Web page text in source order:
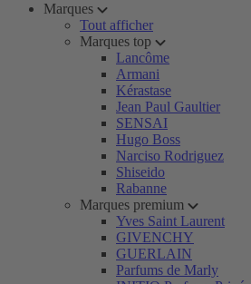
Marques
Tout afficher
Marques top
Lancôme
Armani
Kérastase
Jean Paul Gaultier
SENSAI
Hugo Boss
Narciso Rodriguez
Shiseido
Rabanne
Marques premium
Yves Saint Laurent
GIVENCHY
GUERLAIN
Parfums de Marly